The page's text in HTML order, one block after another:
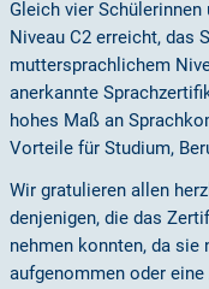
Gleich vier
Niveau C2 erreicht, das
muttersprachlichem
anerkannte
hohes Maß an
Vorteile für Studium,
Wir gratulieren allen
denjenigen, die das
nehmen konnten, da
aufgenommen oder